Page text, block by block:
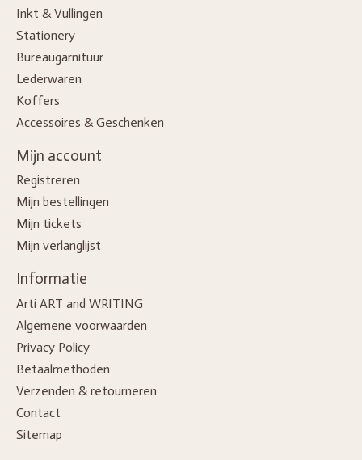
Inkt & Vullingen
Stationery
Bureaugarnituur
Lederwaren
Koffers
Accessoires & Geschenken
Mijn account
Registreren
Mijn bestellingen
Mijn tickets
Mijn verlanglijst
Informatie
Arti ART and WRITING
Algemene voorwaarden
Privacy Policy
Betaalmethoden
Verzenden & retourneren
Contact
Sitemap